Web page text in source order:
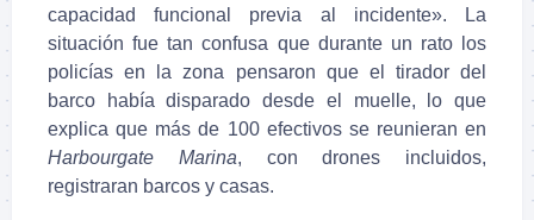
capacidad funcional previa al incidente». La
situación fue tan confusa que durante un rato los
policías en la zona pensaron que el tirador del
barco había disparado desde el muelle, lo que
explica que más de 100 efectivos se reunieran en
Harbourgate Marina, con drones incluidos,
registraran barcos y casas.